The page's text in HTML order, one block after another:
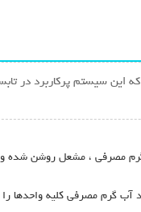
این سیستم پرکاربرد در
گرم مصرفی ، مشعل روشن
آب گرم مصرفی کلیه واحدها